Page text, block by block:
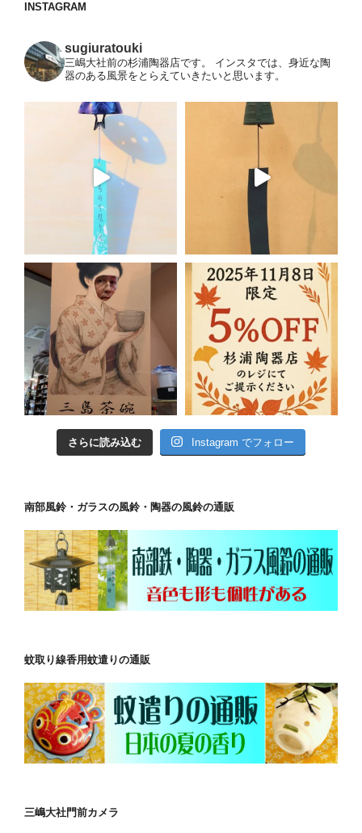
ン
INSTAGRAM
sugiuratouki
三嶋大社前の杉浦陶器店です。
インスタでは、身近な陶
器のある風景をとらえていきたいと思います。
さらに読み込む Instagram でフォロー
南部風鈴・ガラスの風鈴・陶器の風鈴の通販
蚊取り線香用蚊遣りの通販
三嶋大社門前カメラ